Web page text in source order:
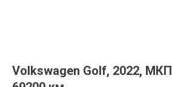
Volkswagen Golf, 2022,